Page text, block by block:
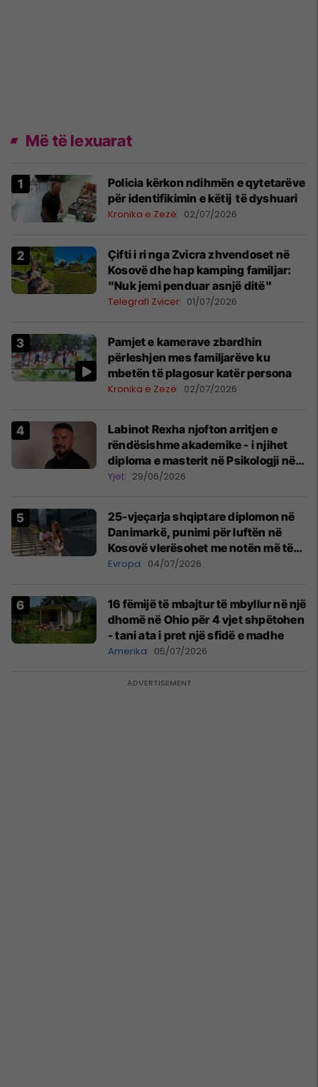
Më të lexuarat
Policia kërkon ndihmën e qytetarëve
për identifikimin e këtij të dyshuari
Kronika e Zezë 02/07/2026
Çifti i ri nga Zvicra zhvendoset në
Kosovë dhe hap kamping familjar:
"Nuk jemi penduar asnjë ditë"
Telegrafi Zvicer 01/07/2026
Pamjet e kamerave zbardhin
përleshjen mes familjarëve ku
mbetën të plagosur katër persona
Kronika e Zezë 02/07/2026
Labinot Rexha njofton arritjen e
rëndësishme akademike - i njihet
diploma e masterit në Psikologji në
Zvicër
Yjet 29/06/2026
25-vjeçarja shqiptare diplomon në
Danimarkë, punimi për luftën në
Kosovë vlerësohet me notën më të
lartë
Evropa 04/07/2026
16 fëmijë të mbajtur të mbyllur në një
dhomë në Ohio për 4 vjet shpëtohen
- tani ata i pret një sfidë e madhe
Amerika 05/07/2026